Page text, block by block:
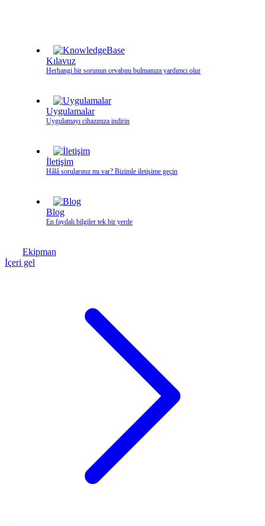
Kılavuz
Herhangi bir sorunun cevabını bulmanıza yardımcı olur
Uygulamalar
Uygulamayı cihazınıza indirin
İletişim
Hâlâ sorularınız mı var? Bizimle iletişime geçin
Blog
En faydalı bilgiler tek bir yerde
Ekipman
İçeri gel